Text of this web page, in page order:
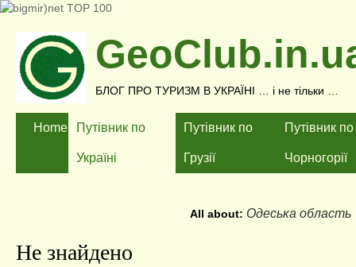
БЛОГ ПРО ТУРИЗМ В УКРАЇНІ … і не тільки …
Home Путівник по
Україні
Путівник по
Грузії
Путівник по
Чорногорії
All about: Одеська область
Не знайдено